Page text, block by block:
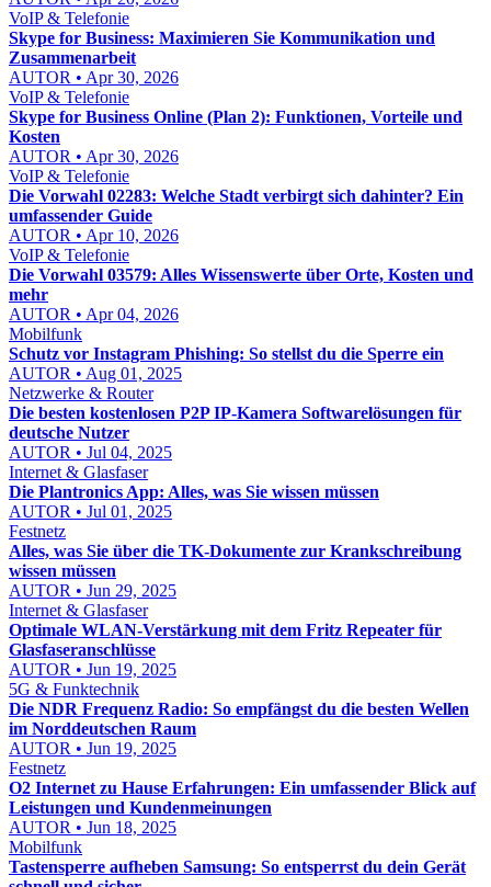
VoIP & Telefonie
Skype for Business: Maximieren Sie Kommunikation und
Zusammenarbeit
AUTOR • Apr 30, 2026
VoIP & Telefonie
Skype for Business Online (Plan 2): Funktionen, Vorteile und
Kosten
AUTOR • Apr 30, 2026
VoIP & Telefonie
Die Vorwahl 02283: Welche Stadt verbirgt sich dahinter? Ein
umfassender Guide
AUTOR • Apr 10, 2026
VoIP & Telefonie
Die Vorwahl 03579: Alles Wissenswerte über Orte, Kosten und
mehr
AUTOR • Apr 04, 2026
Mobilfunk
Schutz vor Instagram Phishing: So stellst du die Sperre ein
AUTOR • Aug 01, 2025
Netzwerke & Router
Die besten kostenlosen P2P IP-Kamera Softwarelösungen für
deutsche Nutzer
AUTOR • Jul 04, 2025
Internet & Glasfaser
Die Plantronics App: Alles, was Sie wissen müssen
AUTOR • Jul 01, 2025
Festnetz
Alles, was Sie über die TK-Dokumente zur Krankschreibung
wissen müssen
AUTOR • Jun 29, 2025
Internet & Glasfaser
Optimale WLAN-Verstärkung mit dem Fritz Repeater für
Glasfaseranschlüsse
AUTOR • Jun 19, 2025
5G & Funktechnik
Die NDR Frequenz Radio: So empfängst du die besten Wellen
im Norddeutschen Raum
AUTOR • Jun 19, 2025
Festnetz
O2 Internet zu Hause Erfahrungen: Ein umfassender Blick auf
Leistungen und Kundenmeinungen
AUTOR • Jun 18, 2025
Mobilfunk
Tastensperre aufheben Samsung: So entsperrst du dein Gerät